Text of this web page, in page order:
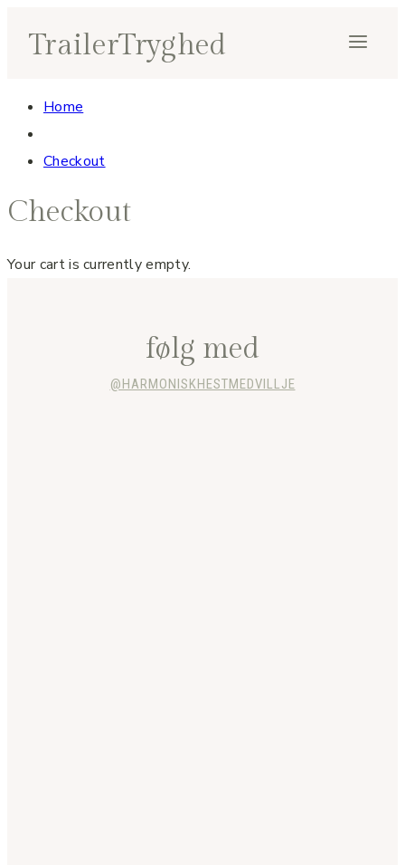
TrailerTryghed
Home
Checkout
Checkout
Your cart is currently empty.
følg med
@HARMONISKHESTMEDVILLJE